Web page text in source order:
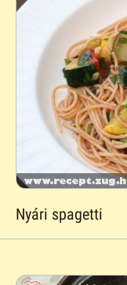
Nyári spagetti